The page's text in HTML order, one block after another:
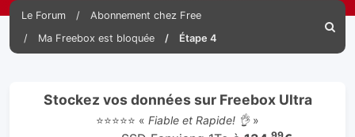
Le Forum
Abonnement chez Free
Ma Freebox est bloquée
Étape 4
Stockez vos données sur Freebox Ultra
⭐⭐⭐⭐⭐ « Fiable et Rapide! 👌»